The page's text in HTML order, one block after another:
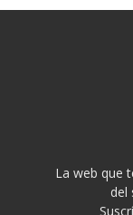
La web que
del